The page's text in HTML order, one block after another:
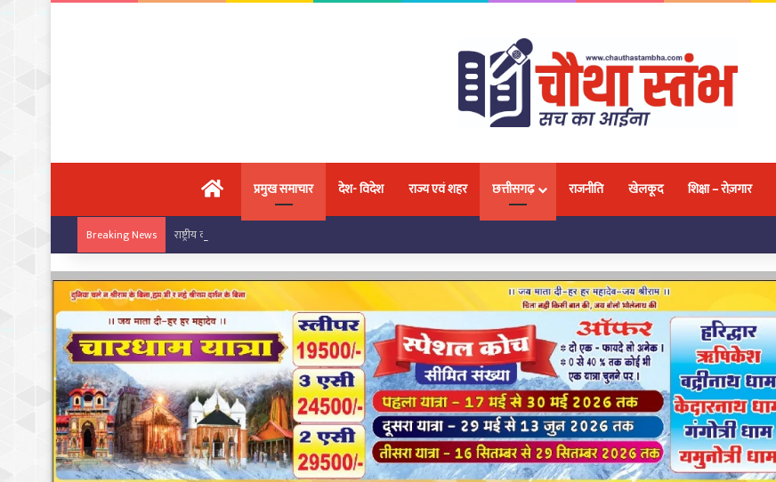
मुख्य पृष्ठप्रमुख समाचार देश- विदेश राज्य एवं शहर छत्तीसगढ़ राजनीति खेलकूद शिक्षा – रोज़गार
Breaking News राष्ट्रीय कराटे चैंपियनशिप में चांपा के खिलाड़ियों का जलवा, 18 प्रतिभाओं ने जीतकर बढ़ाया नगर और प्रदेश का मान